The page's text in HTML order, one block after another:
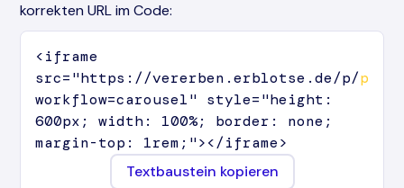
korrekten URL im Code:
<iframe
src="https://vererben.erblotse.de/p/
workflow=carousel" style="height:
600px; width: 100%; border: none;
margin-top: 1rem;"></iframe>
Textbaustein kopieren